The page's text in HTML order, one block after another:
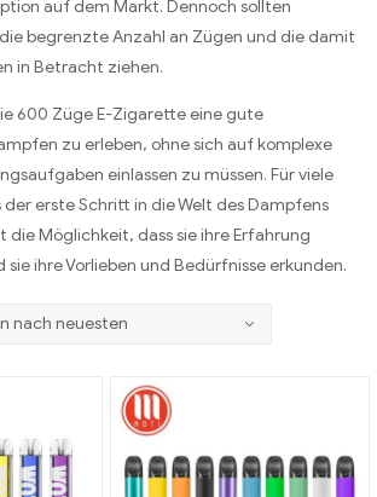
auf dem Markt. Dennoch sollten
begrenzte Anzahl an Zügen und die damit
in Betracht ziehen.
600 Züge E-Zigarette eine gute
zu erleben, ohne sich auf komplexe
einlassen zu müssen. Für viele
erste Schritt in die Welt des Dampfens
die Möglichkeit, dass sie ihre Erfahrung
ihre Vorlieben und Bedürfnisse erkunden.